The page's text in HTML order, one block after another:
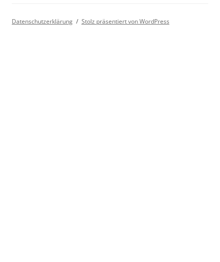
Datenschutzerklärung Stolz präsentiert von WordPress